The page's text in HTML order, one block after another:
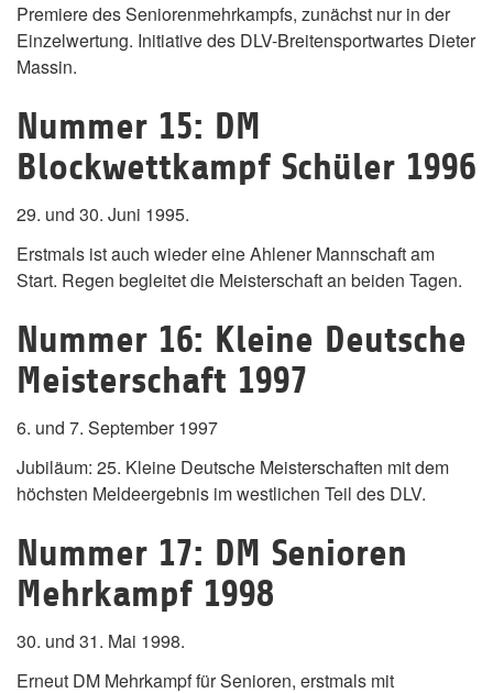
Premiere des Seniorenmehrkampfs, zunächst nur in der
Einzelwertung. Initiative des DLV-Breitensportwartes Dieter
Massin.
Nummer 15: DM
Blockwettkampf Schüler 1996
29. und 30. Juni 1995.
Erstmals ist auch wieder eine Ahlener Mannschaft am
Start. Regen begleitet die Meisterschaft an beiden Tagen.
Nummer 16: Kleine Deutsche
Meisterschaft 1997
6. und 7. September 1997
Jubiläum: 25. Kleine Deutsche Meisterschaften mit dem
höchsten Meldeergebnis im westlichen Teil des DLV.
Nummer 17: DM Senioren
Mehrkampf 1998
30. und 31. Mai 1998.
Erneut DM Mehrkampf für Senioren, erstmals mit